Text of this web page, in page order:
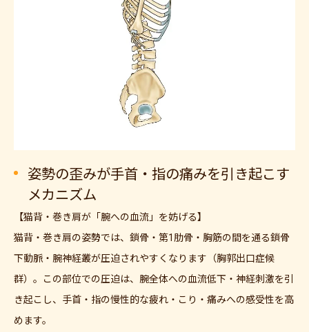
姿勢の歪みが手首・指の痛みを引き起こす
メカニズム
【猫背・巻き肩が「腕への血流」を妨げる】
猫背・巻き肩の姿勢では、鎖骨・第1肋骨・胸筋の間を通る鎖骨
下動脈・腕神経叢が圧迫されやすくなります（胸郭出口症候
群）。この部位での圧迫は、腕全体への血流低下・神経刺激を引
き起こし、手首・指の慢性的な疲れ・こり・痛みへの感受性を高
めます。